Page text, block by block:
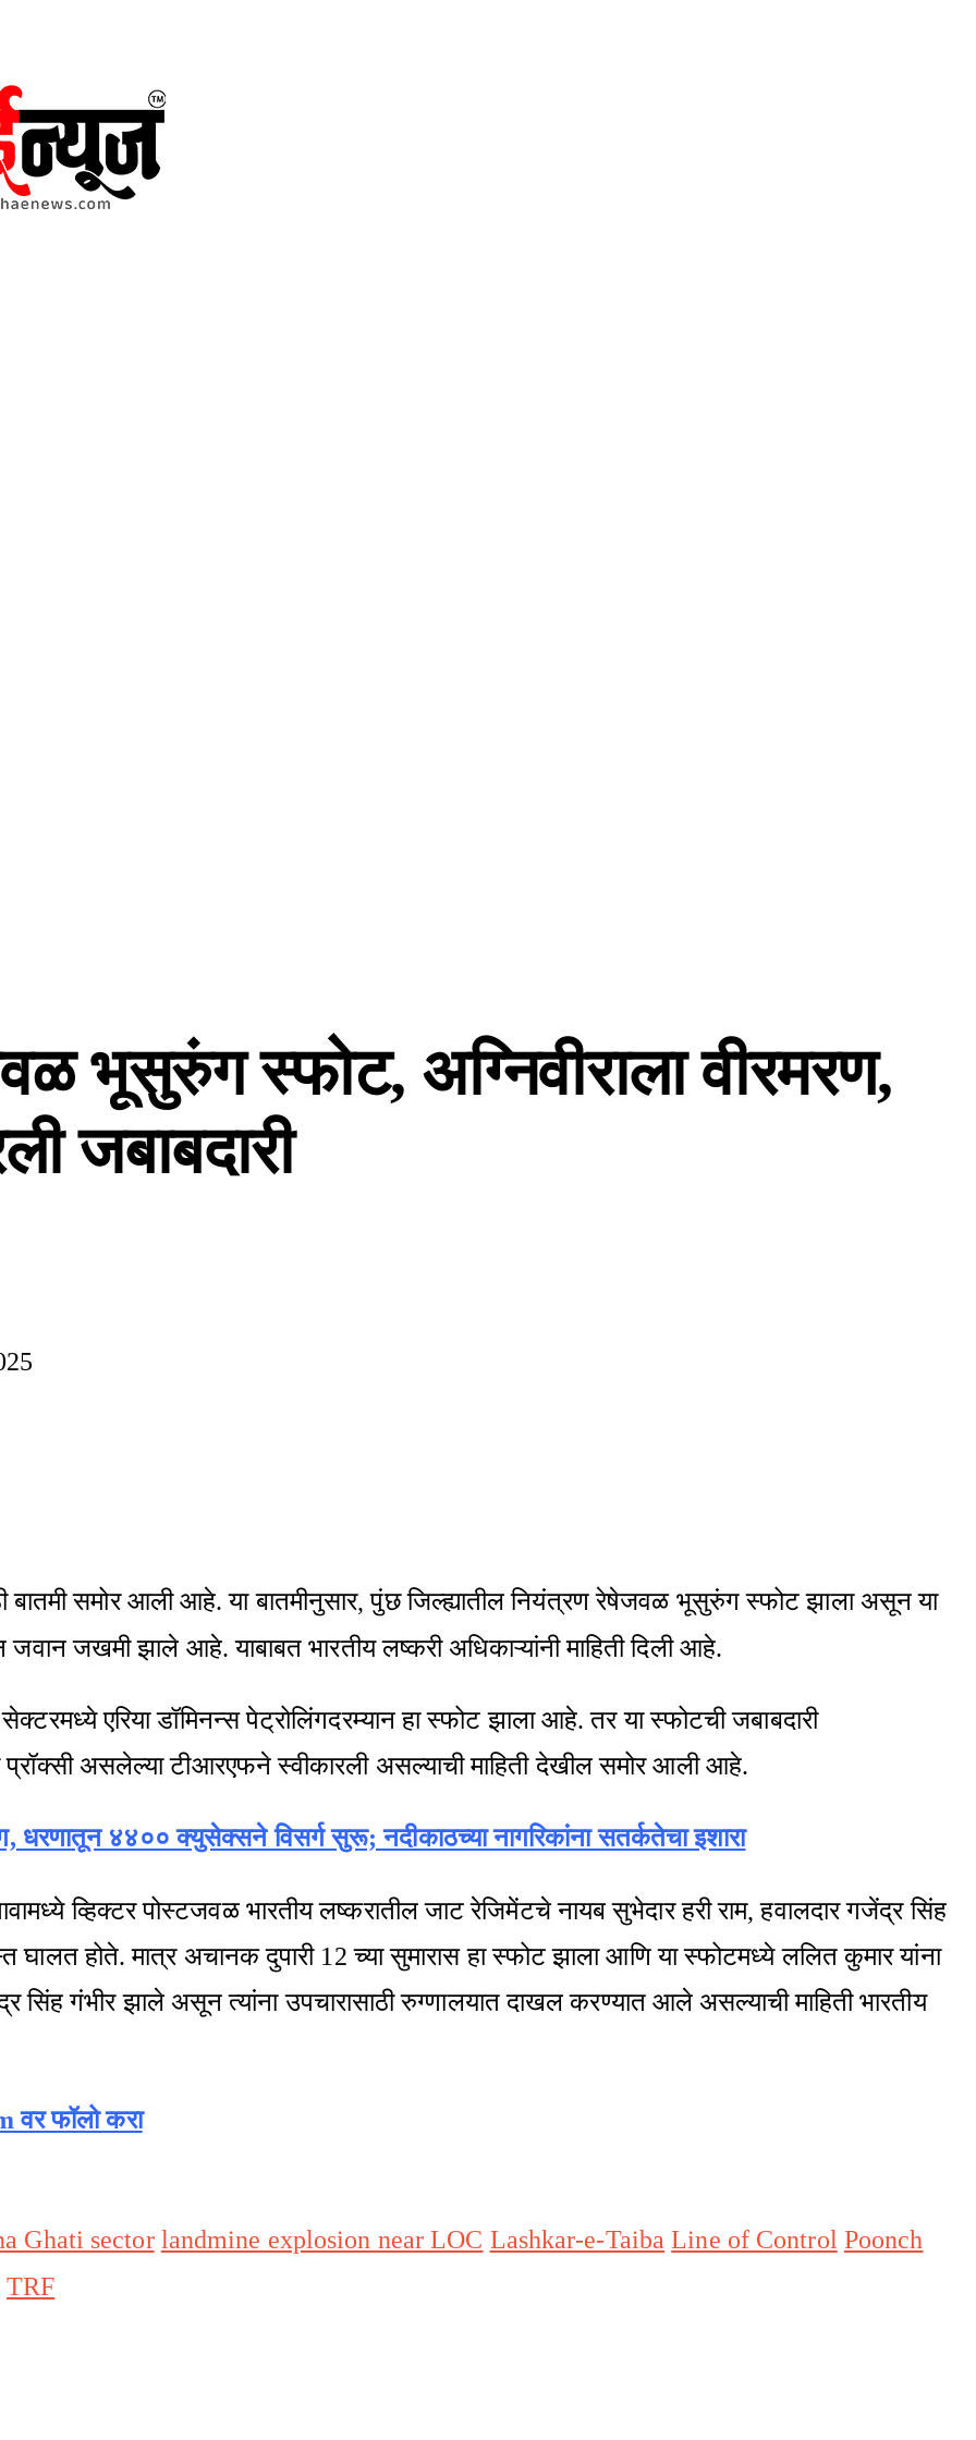
भूसुरुंग स्फोट, अग्निवीराला वीरमरण,
जबाबदारी
बातमी समोर आली आहे. या बातमीनुसार, पुंछ जिल्ह्यातील नियंत्रण रेषेजवळ भूसुरुंग स्फोट झाला असून या
जखमी झाले आहे. याबाबत भारतीय लष्करी अधिकाऱ्यांनी माहिती दिली आहे.
सेक्टरमध्ये एरिया डॉमिनन्स पेट्रोलिंगदरम्यान हा स्फोट झाला आहे. तर या स्फोटची जबाबदारी
असलेल्या टीआरएफने स्वीकारली असल्याची माहिती देखील समोर आली आहे.
धरणातून ४४०० क्युसेक्सने विसर्ग सुरू; नदीकाठच्या नागरिकांना सतर्कतेचा इशारा
व्हिक्टर पोस्टजवळ भारतीय लष्करातील जाट रेजिमेंटचे नायब सुभेदार हरी राम, हवालदार गजेंद्र सिंह
होते. मात्र अचानक दुपारी 12 च्या सुमारास हा स्फोट झाला आणि या स्फोटमध्ये ललित कुमार यांना
सिंह गंभीर झाले असून त्यांना उपचारासाठी रुग्णालयात दाखल करण्यात आले असल्याची माहिती भारतीय
वर फॉलो करा
Ghati sector landmine explosion near LOC Lashkar-e-Taiba Line of Control Poonch
TRF